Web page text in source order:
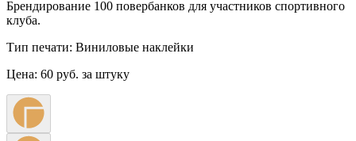
Брендирование 100 повербанков для участников спортивного
клуба.
Тип печати: Виниловые наклейки
Цена: 60 руб. за штуку